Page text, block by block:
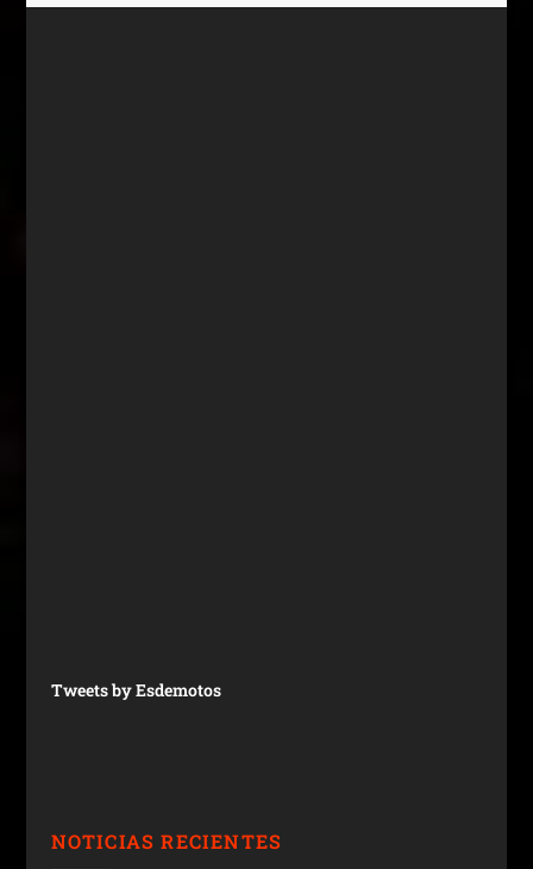
Tweets by Esdemotos
NOTICIAS RECIENTES